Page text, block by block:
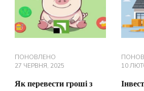
ПОНОВЛЕНО
27 ЧЕРВНЯ, 2025
Як перевести гроші з
10